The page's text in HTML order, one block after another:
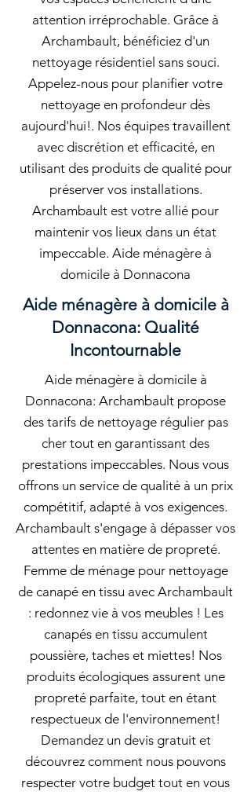
attention irréprochable. Grâce à
Archambault, bénéficiez d'un
nettoyage résidentiel sans souci.
Appelez-nous pour planifier votre
nettoyage en profondeur dès
aujourd'hui!. Nos équipes travaillent
avec discrétion et efficacité, en
utilisant des produits de qualité pour
préserver vos installations.
Archambault est votre allié pour
maintenir vos lieux dans un état
impeccable. Aide ménagère à
domicile à Donnacona
Aide ménagère à domicile à
Donnacona: Qualité
Incontournable
Aide ménagère à domicile à
Donnacona: Archambault propose
des tarifs de nettoyage régulier pas
cher tout en garantissant des
prestations impeccables. Nous vous
offrons un service de qualité à un prix
compétitif, adapté à vos exigences.
Archambault s'engage à dépasser vos
attentes en matière de propreté.
Femme de ménage pour nettoyage
de canapé en tissu avec Archambault
: redonnez vie à vos meubles ! Les
canapés en tissu accumulent
poussière, taches et miettes! Nos
produits écologiques assurent une
propreté parfaite, tout en étant
respectueux de l'environnement!
Demandez un devis gratuit et
découvrez comment nous pouvons
respecter votre budget tout en vous